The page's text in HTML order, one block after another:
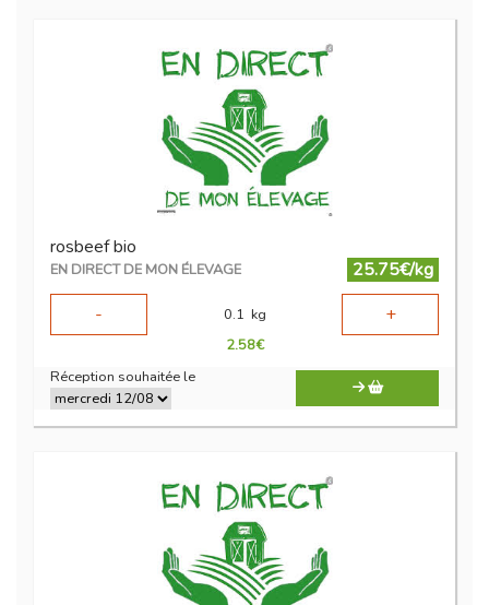
rosbeef bio
EN DIRECT DE MON ÉLEVAGE
25.75€/kg
-
0.1 kg +
2.58€
Réception souhaitée le